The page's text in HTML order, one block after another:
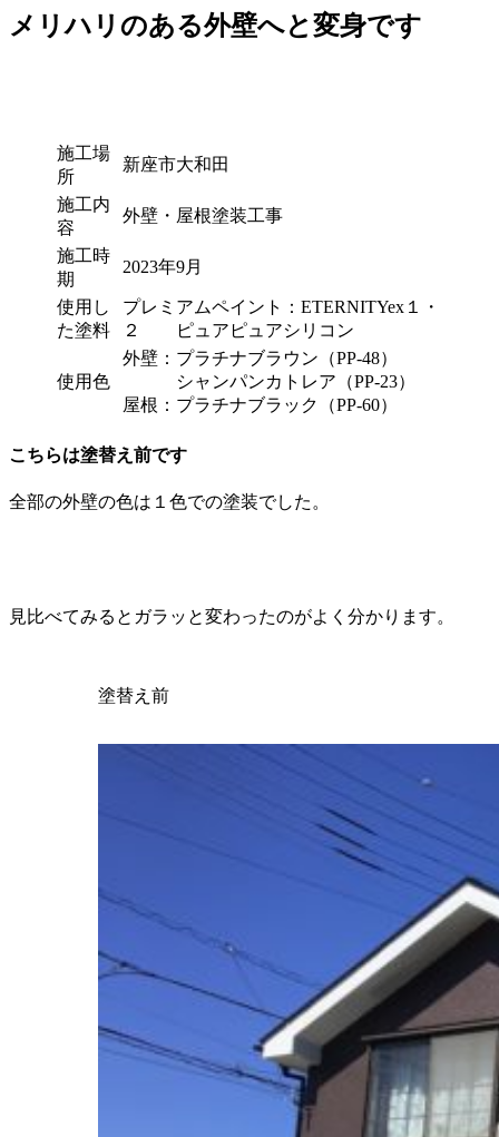
メリハリのある外壁へと変身です
施工場
所
新座市大和田
施工内
容
外壁・屋根塗装工事
施工時
期
2023年9月
使用し
た塗料
プレミアムペイント：ETERNITYex１・
２ ピュアピュアシリコン
使用色
外壁：プラチナブラウン（PP-48）
シャンパンカトレア（PP-23）
屋根：プラチナブラック（PP-60）
こちらは塗替え前です
全部の外壁の色は１色での塗装でした。
見比べてみるとガラッと変わったのがよく分かります。
塗替え前